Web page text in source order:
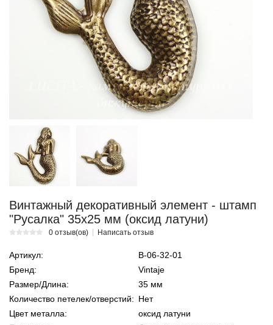
Винтажный декоративный элемент - штамп
"Русалка" 35x25 мм (оксид латуни)
0 отзыв(ов) Написать отзыв
Артикул:
В-06-32-01
Бренд:
Vintaje
Размер/Длина:
35 мм
Количество петелек/отверстий: Нет
Цвет металла:
оксид латуни